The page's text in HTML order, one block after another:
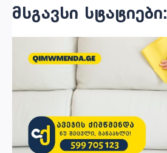
მსგავსი სტატიები: